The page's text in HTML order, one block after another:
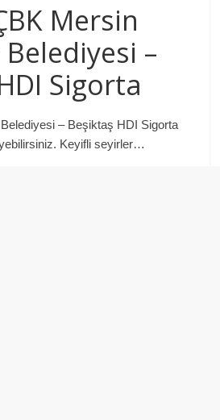
Mersin
–
Sigorta
– Beşiktaş HDI Sigorta
Keyifli seyirler…